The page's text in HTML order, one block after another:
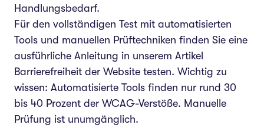
Handlungsbedarf.
Für den vollständigen Test mit automatisierten
Tools und manuellen Prüftechniken finden Sie eine
ausführliche Anleitung in unserem Artikel
Barrierefreiheit der Website testen. Wichtig zu
wissen: Automatisierte Tools finden nur rund 30
bis 40 Prozent der WCAG-Verstöße. Manuelle
Prüfung ist unumgänglich.